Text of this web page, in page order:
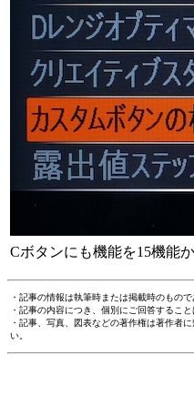
Cボタンにも機能を15機能
・記事の情報は執筆時または掲載時のもの
・記事の内容につき、個別にご回答すること
・記事、写真、図表などの著作権は著作者
い。